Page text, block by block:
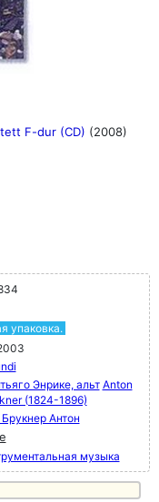
F-dur (CD) (2008)
упаковка.
Энрике, альт Anton
(1824-1896)
Антон
музыка